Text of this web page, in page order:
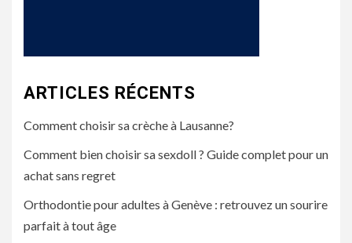
ARTICLES RÉCENTS
Comment choisir sa crèche à Lausanne?
Comment bien choisir sa sexdoll ? Guide complet pour un
achat sans regret
Orthodontie pour adultes à Genève : retrouvez un sourire
parfait à tout âge